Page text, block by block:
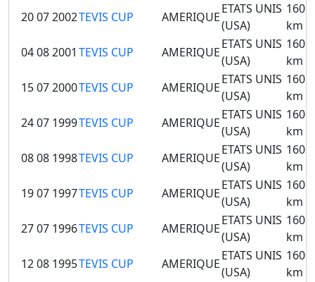
20 07 2002TEVIS CUP AMERIQUE
ETATS UNIS
(USA)
160
km
04 08 2001 TEVIS CUP AMERIQUE
ETATS UNIS
(USA)
160
km
15 07 2000TEVIS CUP AMERIQUE
ETATS UNIS
(USA)
160
km
24 07 1999TEVIS CUP AMERIQUE
ETATS UNIS
(USA)
160
km
08 08 1998TEVIS CUP AMERIQUE
ETATS UNIS
(USA)
160
km
19 07 1997TEVIS CUP AMERIQUE
ETATS UNIS
(USA)
160
km
27 07 1996TEVIS CUP AMERIQUE
ETATS UNIS
(USA)
160
km
12 08 1995TEVIS CUP AMERIQUE
ETATS UNIS
(USA)
160
km